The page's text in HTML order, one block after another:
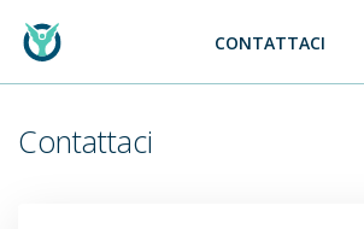
Generali Logo CONTATTACI
Contattaci